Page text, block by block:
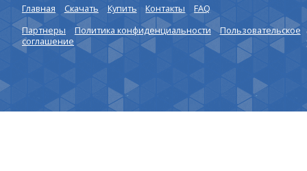
Главная Скачать Купить Контакты
FAQ
Партнеры
Политика конфиденциальности
Пользовательское
соглашение